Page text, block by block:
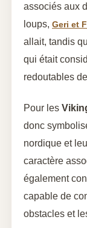
associés aux
loups, Geri et
allait, tandis
qui était
redoutables
Pour les
donc
nordique et
caractère
également
capable de
obstacles et